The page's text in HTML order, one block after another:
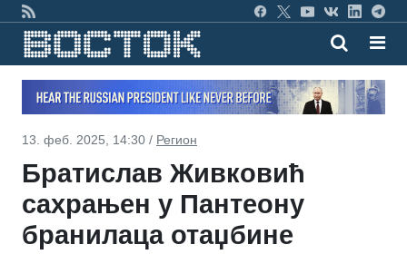
13. феб. 2025, 14:30 / Регион
Братислав Живковић
сахрањен у Пантеону
бранилаца отаџбине